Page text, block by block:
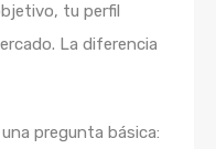
tu perfil
La diferencia
pregunta básica: